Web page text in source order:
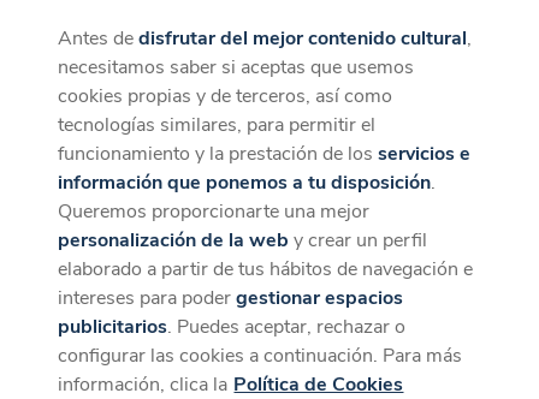
CaixaForum+
La mejor experiencia desde la App
Descargar
Antes dedisfrutar del mejor contenido cultural,
necesitamos saber si aceptas que usemos
cookies propias y de terceros, así como
tecnologías similares, para permitir el
funcionamiento y la prestación de losservicios e
información que ponemos a tu disposición.
Queremos proporcionarte una mejor
personalización de la web y crear un perfil
elaborado a partir de tus hábitos de navegación e
intereses para podergestionar espacios
publicitarios. Puedes aceptar, rechazar o
configurar las cookies a continuación. Para más
información, clica la Política de Cookies